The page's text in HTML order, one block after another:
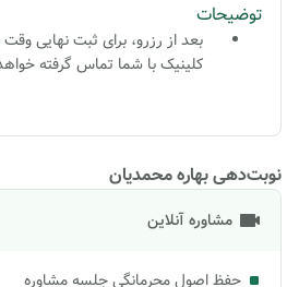
توضیحات
بعد از رزرو، براى ثبت نهايى
كلينيک با شما تماس گرفته
نوبت‌دهی بهاره محمدیان
مشاوره آنلاین
حفظ اصول محرمانگی جلسه مشاوره